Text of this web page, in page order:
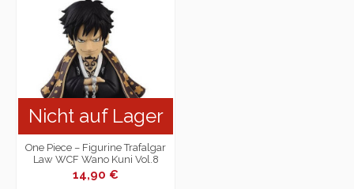
Nicht auf Lager
One Piece – Figurine Trafalgar
Law WCF Wano Kuni Vol.8
14,90 €